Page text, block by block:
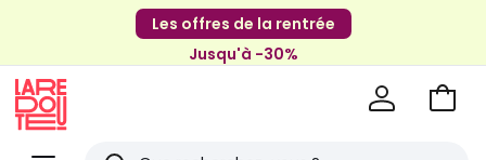
Les offres de la rentrée
Jusqu'à -30%
Aller